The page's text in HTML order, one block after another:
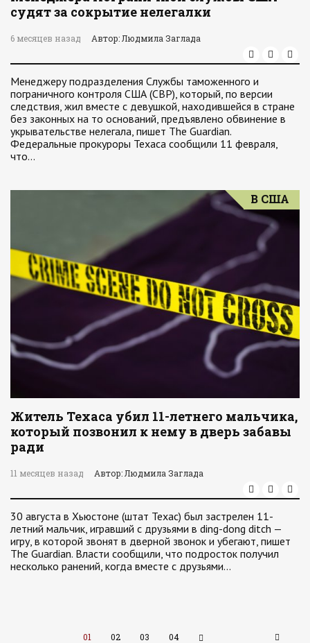
судят за сокрытие нелегалки
6 месяцев назад Автор: Людмила Заглада
Менеджеру подразделения Службы таможенного и
пограничного контроля США (CBP), который, по версии
следствия, жил вместе с девушкой, находившейся в стране
без законных на то оснований, предъявлено обвинение в
укрывательстве нелегала, пишет The Guardian.
Федеральные прокуроры Техаса сообщили 11 февраля,
что…
В США
Житель Техаса убил 11-летнего мальчика,
который позвонил к нему в дверь забавы
ради
11 месяцев назад Автор: Людмила Заглада
30 августа в Хьюстоне (штат Техас) был застрелен 11-
летний мальчик, игравший с друзьями в ding-dong ditch —
игру, в которой звонят в дверной звонок и убегают, пишет
The Guardian. Власти сообщили, что подросток получил
несколько ранений, когда вместе с друзьями…
01 02 03 04